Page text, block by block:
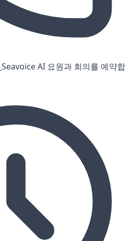
Seavoice AI 요원과 회의를 예약합